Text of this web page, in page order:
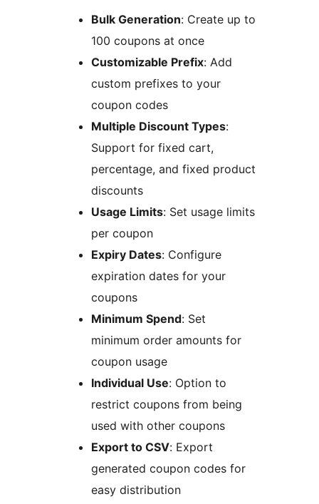
Bulk Generation: Create up to
100 coupons at once
Customizable Prefix: Add
custom prefixes to your
coupon codes
Multiple Discount Types:
Support for fixed cart,
percentage, and fixed product
discounts
Usage Limits: Set usage limits
per coupon
Expiry Dates: Configure
expiration dates for your
coupons
Minimum Spend: Set
minimum order amounts for
coupon usage
Individual Use: Option to
restrict coupons from being
used with other coupons
Export to CSV: Export
generated coupon codes for
easy distribution